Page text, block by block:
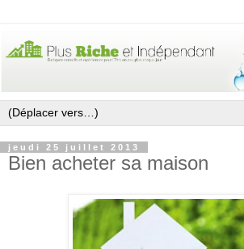
jeudi 25 juillet 2013
Bien acheter sa maison